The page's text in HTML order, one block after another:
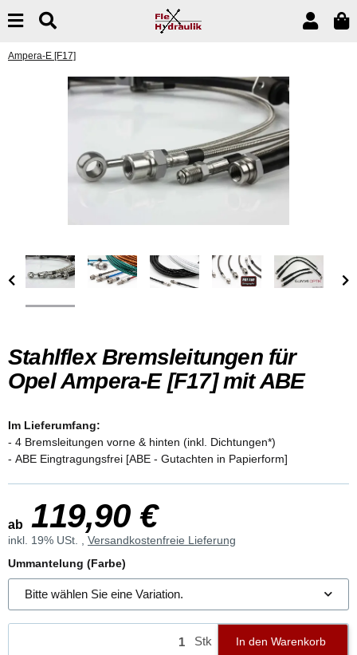
Ampera-E [F17]
Stahlflex Bremsleitungen für
Opel Ampera-E [F17] mit ABE
Im Lieferumfang:
- 4 Bremsleitungen vorne & hinten (inkl. Dichtungen*)
- ABE Eingtragungsfrei [ABE - Gutachten in Papierform]
ab 119,90 €
inkl. 19% USt. , Versandkostenfreie Lieferung
Ummantelung (Farbe)
Bitte wählen Sie eine Variation.
Stk In den Warenkorb